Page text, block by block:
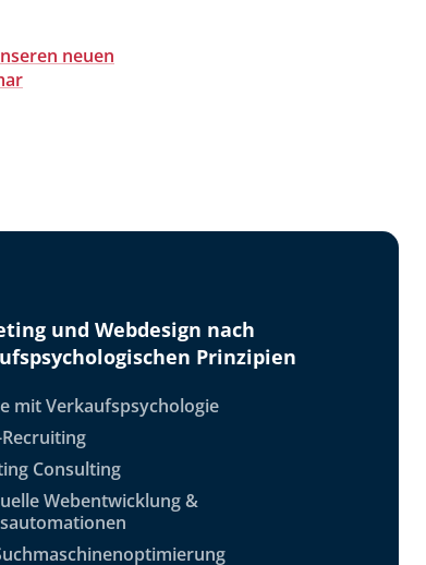
neuen
und Webdesign nach
Prinzipien
mit Verkaufspsychologie
Consulting
Webentwicklung &